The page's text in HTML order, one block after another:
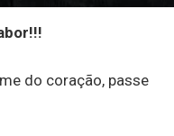
do coração, passe